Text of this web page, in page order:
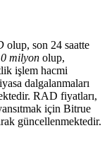
olup, son 24 saatte
milyon olup,
işlem hacmi
dalgalanmaları
RAD fiyatları,
için Bitrue
güncellenmektedir.